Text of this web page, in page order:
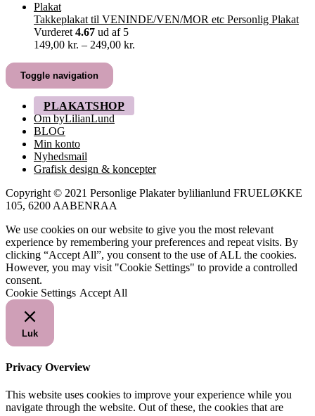
419,00 kr.
Takkeplakat til VENINDE/VEN/MOR etc Personlig Plakat
Vurderet 4.67 ud af 5
149,00 kr. – 249,00 kr.
Toggle navigation
PLAKATSHOP
Om byLilianLund
BLOG
Min konto
Nyhedsmail
Grafisk design & koncepter
Copyright © 2021 Personlige Plakater bylilianlund FRUELØKKE
105, 6200 AABENRAA
We use cookies on our website to give you the most relevant
experience by remembering your preferences and repeat visits. By
clicking “Accept All”, you consent to the use of ALL the cookies.
However, you may visit "Cookie Settings" to provide a controlled
consent.
Cookie Settings Accept All
Luk
Privacy Overview
This website uses cookies to improve your experience while you
navigate through the website. Out of these, the cookies that are